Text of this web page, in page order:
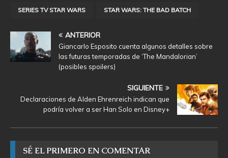
SERIES TV STAR WARS STAR WARS: THE BAD BATCH
ANTERIOR
Giancarlo Esposito cuenta algunos detalles sobre
las futuras temporadas de ‘The Mandalorian’
(posibles spoilers)
SIGUIENTE
Declaraciones de Alden Ehrenreich indican que
podría volver a ser Han Solo en Disney+
SÉ EL PRIMERO EN COMENTAR